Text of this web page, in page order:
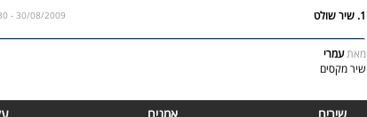
1. שיר שולט
30/08/2009 - 18:30
מאתעמרי
שיר מקסים